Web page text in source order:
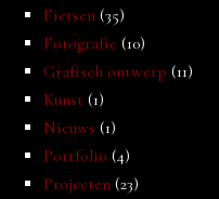
Fietsen (35)
Fotografie (10)
Grafisch ontwerp (11)
Kunst (1)
Nieuws (1)
Portfolio (4)
Projecten (23)